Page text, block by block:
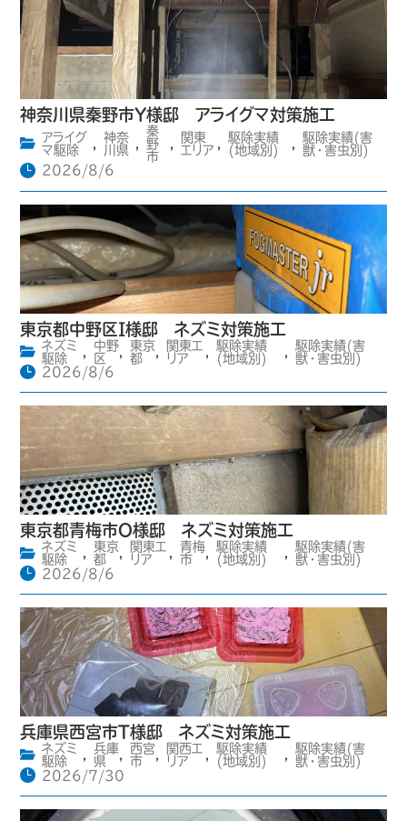
神奈川県秦野市Y様邸 アライグマ対策施工
アライグ
マ駆除
神奈
川県
秦
野
市
関東
エリア
駆除実績
(地域別)
駆除実績(害
獣・害虫別)
2026/8/6
東京都中野区I様邸 ネズミ対策施工
ネズミ
駆除
中野
区
東京
都
関東エ
リア
駆除実績
(地域別)
駆除実績(害
獣・害虫別)
2026/8/6
東京都青梅市O様邸 ネズミ対策施工
ネズミ
駆除
,
東京
都
,
関東エ
リア
,
青梅
市
,
駆除実績
(地域別)
,
駆除実績(害
獣・害虫別)
2026/8/6
兵庫県西宮市T様邸 ネズミ対策施工
ネズミ
駆除
,
兵庫
県
,
西宮
市
,
関西エ
リア
,
駆除実績
(地域別)
,
駆除実績(害
獣・害虫別)
2026/7/30